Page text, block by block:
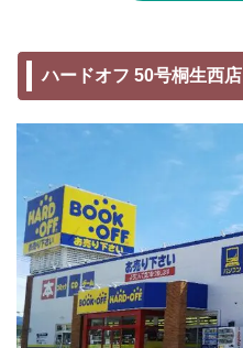
ハードオフ 50号桐生西店